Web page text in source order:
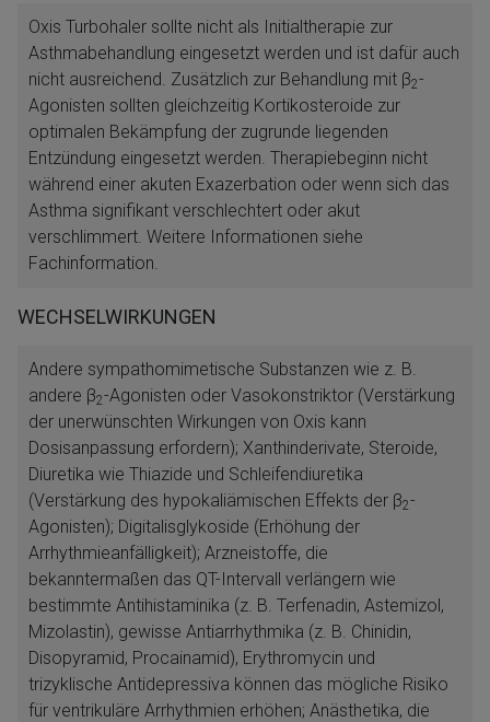
Oxis Turbohaler sollte nicht als Initialtherapie zur
Asthmabehandlung eingesetzt werden und ist dafür auch
nicht ausreichend. Zusätzlich zur Behandlung mit β2-
Agonisten sollten gleichzeitig Kortikosteroide zur
optimalen Bekämpfung der zugrunde liegenden
Entzündung eingesetzt werden. Therapiebeginn nicht
während einer akuten Exazerbation oder wenn sich das
Asthma signifikant verschlechtert oder akut
verschlimmert. Weitere Informationen siehe
Fachinformation.
WECHSELWIRKUNGEN
Andere sympathomimetische Substanzen wie z. B.
andere β2-Agonisten oder Vasokonstriktor (Verstärkung
der unerwünschten Wirkungen von Oxis kann
Dosisanpassung erfordern); Xanthinderivate, Steroide,
Diuretika wie Thiazide und Schleifendiuretika
(Verstärkung des hypokaliämischen Effekts der β2-
Agonisten); Digitalisglykoside (Erhöhung der
Arrhythmieanfälligkeit); Arzneistoffe, die
bekanntermaßen das QT-Intervall verlängern wie
bestimmte Antihistaminika (z. B. Terfenadin, Astemizol,
Mizolastin), gewisse Antiarrhythmika (z. B. Chinidin,
Disopyramid, Procainamid), Erythromycin und
trizyklische Antidepressiva können das mögliche Risiko
für ventrikuläre Arrhythmien erhöhen; Anästhetika, die